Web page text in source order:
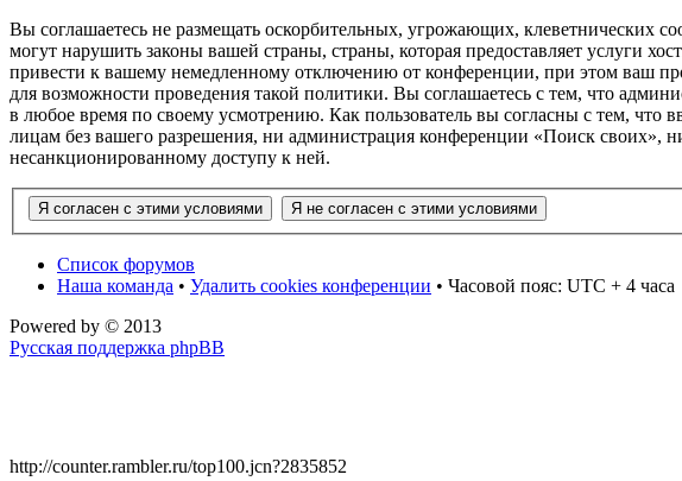
Вы соглашаетесь не размещать оскорбительных, угрожающих,
могут нарушить законы вашей страны, страны, которая предоставляет услуги
привести к вашему немедленному отключению от конференции, при этом ваш
для возможности проведения такой политики. Вы соглашаетесь с тем, что
в любое время по своему усмотрению. Как пользователь вы согласны с тем, что
лицам без вашего разрешения, ни администрация конференции «Поиск своих»,
несанкционированному доступу к ней.
Список форумов
Наша команда • Удалить cookies конференции • Часовой пояс: UTC + 4 часа
Powered by © 2013
Русская поддержка phpBB
http://counter.rambler.ru/top100.jcn?2835852